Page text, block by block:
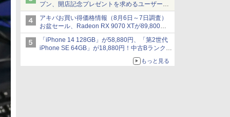
プン、開店記念プレゼントを求めるユーザーが
押し寄せ長蛇の列に
アキバお買い得価格情報（8月6日～7日調査）
お盆セール、Radeon RX 9070 XTが89,800
円、水平周波数24.8kHz対応の17型モニターが
9,801円、暑さ指数連動セール ほか
「iPhone 14 128GB」が58,880円、「第2世代
iPhone SE 64GB」が18,880円！中古Bランク品
もっと見る